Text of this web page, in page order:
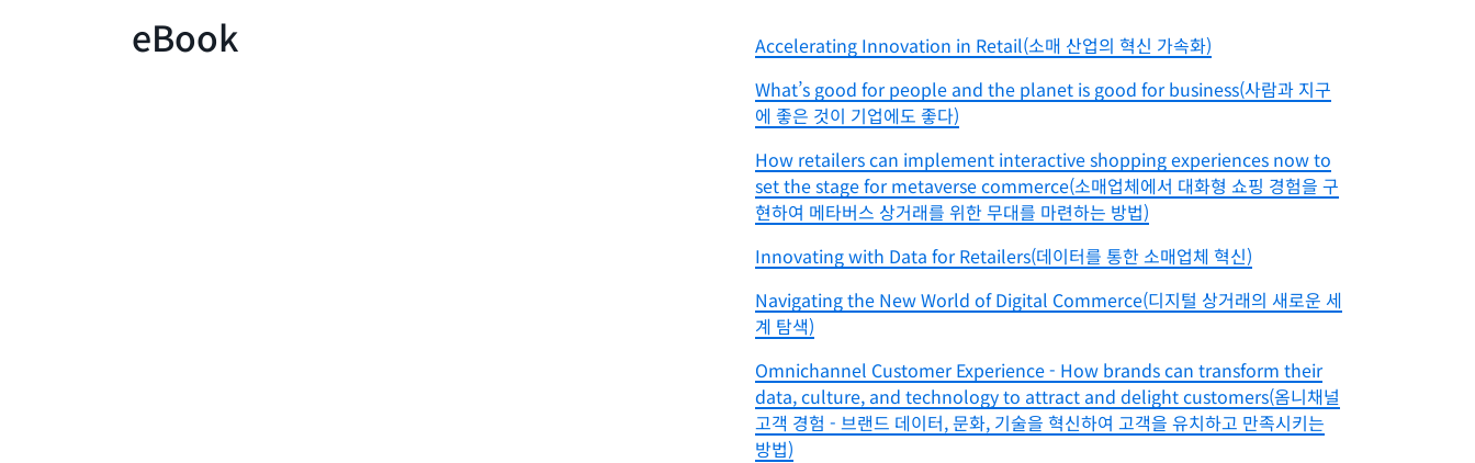
eBook
Accelerating Innovation in Retail(소매 산업의 혁신 가속화)
What’s good for people and the planet is good for business(사람과 지구
에 좋은 것이 기업에도 좋다)
How retailers can implement interactive shopping experiences now to
set the stage for metaverse commerce(소매업체에서 대화형 쇼핑 경험을 구
현하여 메타버스 상거래를 위한 무대를 마련하는 방법)
Innovating with Data for Retailers(데이터를 통한 소매업체 혁신)
Navigating the New World of Digital Commerce(디지털 상거래의 새로운 세
계 탐색)
Omnichannel Customer Experience - How brands can transform their
data, culture, and technology to attract and delight customers(옴니채널
고객 경험 - 브랜드 데이터, 문화, 기술을 혁신하여 고객을 유치하고 만족시키는
방법)